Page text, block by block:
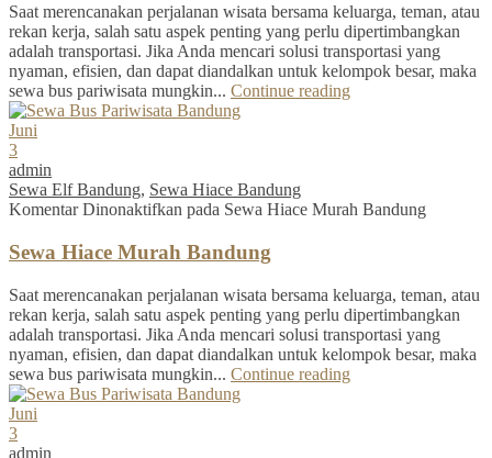
Saat merencanakan perjalanan wisata bersama keluarga, teman, atau
rekan kerja, salah satu aspek penting yang perlu dipertimbangkan
adalah transportasi. Jika Anda mencari solusi transportasi yang
nyaman, efisien, dan dapat diandalkan untuk kelompok besar, maka
sewa bus pariwisata mungkin... Continue reading
Juni
3
admin
Sewa Elf Bandung, Sewa Hiace Bandung
Komentar Dinonaktifkan pada Sewa Hiace Murah Bandung
Sewa Hiace Murah Bandung
Saat merencanakan perjalanan wisata bersama keluarga, teman, atau
rekan kerja, salah satu aspek penting yang perlu dipertimbangkan
adalah transportasi. Jika Anda mencari solusi transportasi yang
nyaman, efisien, dan dapat diandalkan untuk kelompok besar, maka
sewa bus pariwisata mungkin... Continue reading
Juni
3
admin